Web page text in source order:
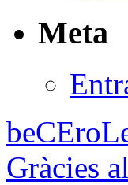
Meta
Gràcies